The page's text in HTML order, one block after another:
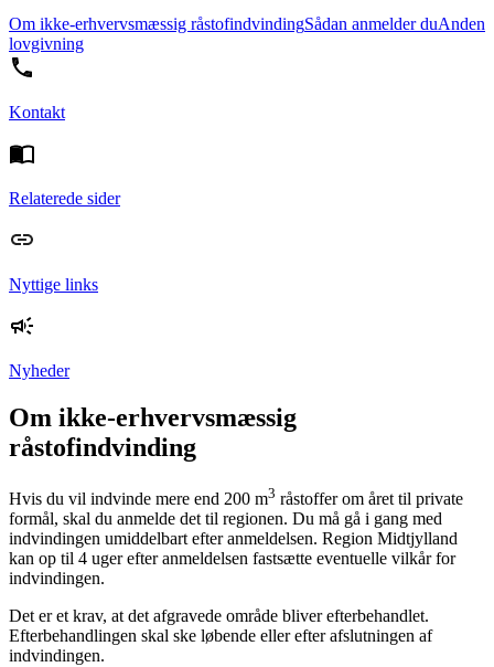
Om ikke-erhvervsmæssig råstofindvindingSådan anmelder duAnden
lovgivning
Kontakt
Relaterede sider
Nyttige links
Nyheder
Om ikke-erhvervsmæssig
råstofindvinding
Hvis du vil indvinde mere end 200 m3 råstoffer om året til private
formål, skal du anmelde det til regionen. Du må gå i gang med
indvindingen umiddelbart efter anmeldelsen. Region Midtjylland
kan op til 4 uger efter anmeldelsen fastsætte eventuelle vilkår for
indvindingen.
Det er et krav, at det afgravede område bliver efterbehandlet.
Efterbehandlingen skal ske løbende eller efter afslutningen af
indvindingen.